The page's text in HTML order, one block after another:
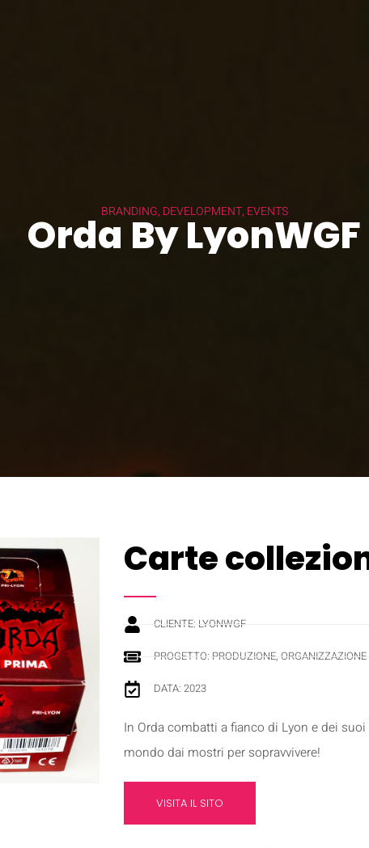
BRANDING, DEVELOPMENT, EVENTS
Orda By LyonWGF
Carte
CLIENTE: LYONWGF
PROGETTO: PRODUZIONE,
DATA: 2023
In Orda combatti a fianco di Lyon e dei
mondo dai mostri per sopravvivere!
VISITA IL SITO